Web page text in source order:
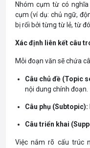
Nhóm cụm từ có
cụm (ví dụ: chủ ngữ,
bị rối bởi từng từ lẻ, từ
Xác định liên kết câu
Mỗi đoạn văn sẽ chứa
Câu chủ đề (Topic
nội dung chính đoạn.
Câu phụ (Subtopic):
Câu triển khai
Việc nắm rõ cấu trúc